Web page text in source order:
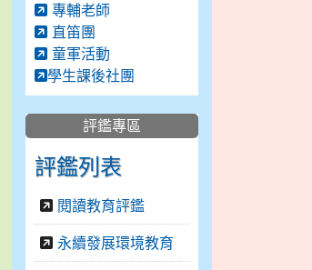
專輔老師
直笛團
童軍活動
學生課後社團
評鑑專區
評鑑列表
閱讀教育評鑑
永續發展環境教育